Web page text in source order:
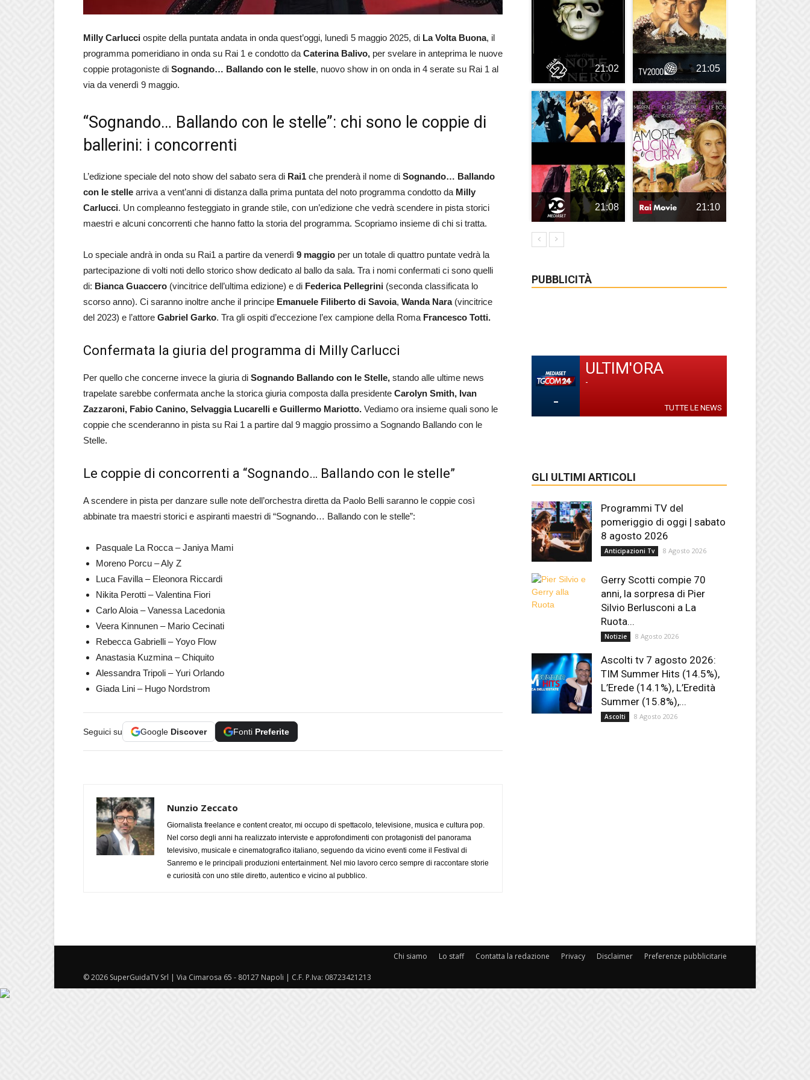
Milly Carlucci ospite della puntata andata in onda quest’oggi, lunedì 5 maggio 2025, di La Volta Buona, il
programma pomeridiano in onda su Rai 1 e condotto da Caterina Balivo, per svelare in anteprima le nuove
coppie protagoniste di Sognando… Ballando con le stelle, nuovo show in on onda in 4 serate su Rai 1 al
via da venerdì 9 maggio.
“Sognando… Ballando con le stelle”: chi sono le coppie di
ballerini: i concorrenti
L’edizione speciale del noto show del sabato sera di Rai1 che prenderà il nome di Sognando… Ballando
con le stelle arriva a vent’anni di distanza dalla prima puntata del noto programma condotto da Milly
Carlucci. Un compleanno festeggiato in grande stile, con un’edizione che vedrà scendere in pista storici
maestri e alcuni concorrenti che hanno fatto la storia del programma. Scopriamo insieme di chi si tratta.
Lo speciale andrà in onda su Rai1 a partire da venerdì 9 maggio per un totale di quattro puntate vedrà la
partecipazione di volti noti dello storico show dedicato al ballo da sala. Tra i nomi confermati ci sono quelli
di: Bianca Guaccero (vincitrice dell’ultima edizione) e di Federica Pellegrini (seconda classificata lo
scorso anno). Ci saranno inoltre anche il principe Emanuele Filiberto di Savoia, Wanda Nara(vincitrice
del 2023) e l’attore Gabriel Garko. Tra gli ospiti d’eccezione l’ex campione della Roma Francesco Totti.
Confermata la giuria del programma di Milly Carlucci
Per quello che concerne invece la giuria di Sognando Ballando con le Stelle, stando alle ultime news
trapelate sarebbe confermata anche la storica giuria composta dalla presidente Carolyn Smith, Ivan
Zazzaroni, Fabio Canino, Selvaggia Lucarelli e Guillermo Mariotto. Vediamo ora insieme quali sono le
coppie che scenderanno in pista su Rai 1 a partire dal 9 maggio prossimo a Sognando Ballando con le
Stelle.
Le coppie di concorrenti a “Sognando… Ballando con le stelle”
A scendere in pista per danzare sulle note dell’orchestra diretta da Paolo Belli saranno le coppie così
abbinate tra maestri storici e aspiranti maestri di “Sognando… Ballando con le stelle”:
Pasquale La Rocca – Janiya Mami
Moreno Porcu – Aly Z
Luca Favilla – Eleonora Riccardi
Nikita Perotti – Valentina Fiori
Carlo Aloia – Vanessa Lacedonia
Veera Kinnunen – Mario Cecinati
Rebecca Gabrielli – Yoyo Flow
Anastasia Kuzmina – Chiquito
Alessandra Tripoli – Yuri Orlando
Giada Lini – Hugo Nordstrom
Seguici su Google Discover Fonti Preferite
Nunzio Zeccato
Giornalista freelance e content creator, mi occupo di spettacolo, televisione, musica e cultura pop.
Nel corso degli anni ha realizzato interviste e approfondimenti con protagonisti del panorama
televisivo, musicale e cinematografico italiano, seguendo da vicino eventi come il Festival di
Sanremo e le principali produzioni entertainment. Nel mio lavoro cerco sempre di raccontare storie
e curiosità con uno stile diretto, autentico e vicino al pubblico.
21:02 21:05
21:08 21:10
PUBBLICITÀ
-
ULTIM'ORA
-
TUTTE LE NEWS
GLI ULTIMI ARTICOLI
Programmi TV del
pomeriggio di oggi | sabato
8 agosto 2026
Anticipazioni Tv 8 Agosto 2026
Gerry Scotti compie 70
anni, la sorpresa di Pier
Silvio Berlusconi a La
Ruota...
Notizie 8 Agosto 2026
Ascolti tv 7 agosto 2026:
TIM Summer Hits (14.5%),
L’Erede (14.1%), L’Eredità
Summer (15.8%),...
Ascolti 8 Agosto 2026
Chi siamo Lo staff Contatta la redazione Privacy Disclaimer Preferenze pubblicitarie
© 2026 SuperGuidaTV Srl | Via Cimarosa 65 - 80127 Napoli | C.F. P.Iva: 08723421213